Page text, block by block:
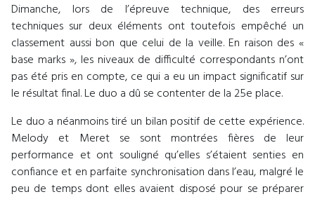
Dimanche, lors de l’épreuve technique, des erreurs
techniques sur deux éléments ont toutefois empêché un
classement aussi bon que celui de la veille. En raison des «
base marks », les niveaux de difficulté correspondants n’ont
pas été pris en compte, ce qui a eu un impact significatif sur
le résultat final. Le duo a dû se contenter de la 25e place.
Le duo a néanmoins tiré un bilan positif de cette expérience.
Melody et Meret se sont montrées fières de leur
performance et ont souligné qu’elles s’étaient senties en
confiance et en parfaite synchronisation dans l’eau, malgré le
peu de temps dont elles avaient disposé pour se préparer